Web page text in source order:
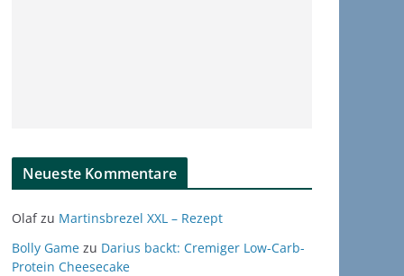
Neueste Kommentare
Olafzu Martinsbrezel XXL – Rezept
Bolly Game zu Darius backt: Cremiger Low-Carb-
Protein Cheesecake